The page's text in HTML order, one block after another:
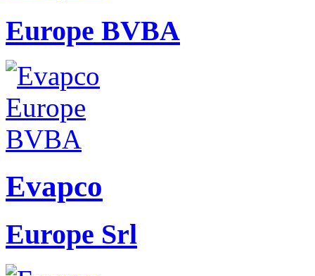
Europe BVBA
Evapco
Europe Srl